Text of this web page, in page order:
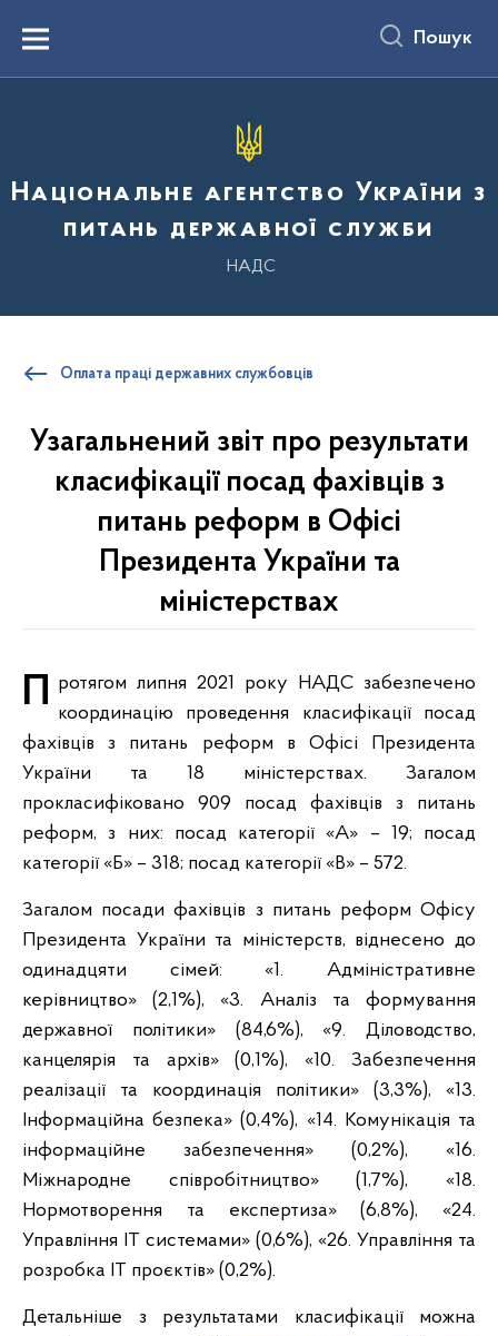
вмістуMenu Пошук
Національне агентство України з
питань державної служби
НАДС
Оплата праці державних службовців
Узагальнений звіт про результати
класифікації посад фахівців з
питань реформ в Офісі
Президента України та
міністерствах
Протягом липня 2021 року НАДС забезпечено координацію проведення класифікації посад
фахівців з питань реформ в Офісі Президента
України та 18 міністерствах. Загалом
прокласифіковано 909 посад фахівців з питань
реформ, з них: посад категорії «А» – 19; посад
категорії «Б» – 318; посад категорії «В» – 572.
Загалом посади фахівців з питань реформ Офісу
Президента України та міністерств, віднесено до
одинадцяти сімей: «1. Адміністративне
керівництво» (2,1%), «3. Аналіз та формування
державної політики» (84,6%), «9. Діловодство,
канцелярія та архів» (0,1%), «10. Забезпечення
реалізації та координація політики» (3,3%), «13.
Інформаційна безпека» (0,4%), «14. Комунікація та
інформаційне забезпечення» (0,2%), «16.
Міжнародне співробітництво» (1,7%), «18.
Нормотворення та експертиза» (6,8%), «24.
Управління ІТ системами» (0,6%), «26. Управління та
розробка ІТ проєктів» (0,2%).
Детальніше з результатами класифікації можна